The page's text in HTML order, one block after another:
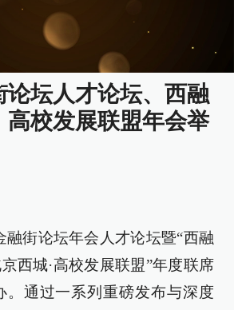
论坛人才论坛、西融
高校发展联盟年会举
街论坛年会人才论坛暨“西融
西城·高校发展联盟”年度联席
。通过一系列重磅发布与深度